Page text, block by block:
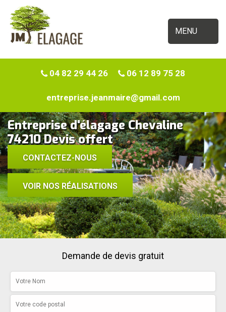
MENU
04 82 29 44 26 06 12 89 75 28
entreprise.jeanmaire@gmail.com
Entreprise d'élagage Chevaline
74210 Devis offert
CONTACTEZ-NOUS
VOIR NOS RÉALISATIONS
Demande de devis gratuit